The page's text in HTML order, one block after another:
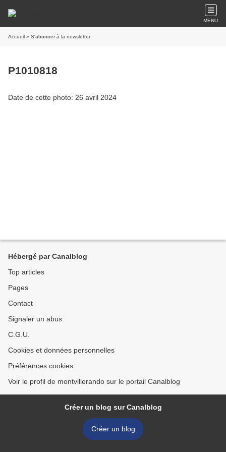
MENU
Accueil » S'abonner à la newsletter
P1010818
Date de cette photo: 26 avril 2024
Hébergé par Canalblog
Top articles
Pages
Contact
Signaler un abus
C.G.U.
Cookies et données personnelles
Préférences cookies
Voir le profil de montvillerando sur le portail Canalblog
Créer un blog sur Canalblog
Créer un blog